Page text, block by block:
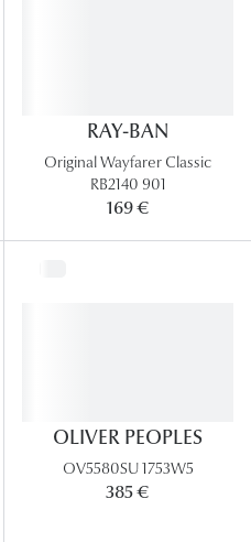
Rondes
Pilotes
RAY-BAN
Original Wayfarer Classic
RB2140 901
169 €
OLIVER PEOPLES
OV5580SU 1753W5
385 €